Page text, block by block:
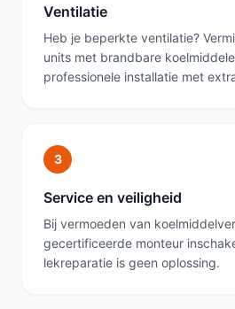
Ventilatie
Heb je beperkte ventilatie?
units met brandbare
professionele installatie met
3
Service en veiligheid
Bij vermoeden van
gecertificeerde monteur
lekreparatie is geen oplossing.